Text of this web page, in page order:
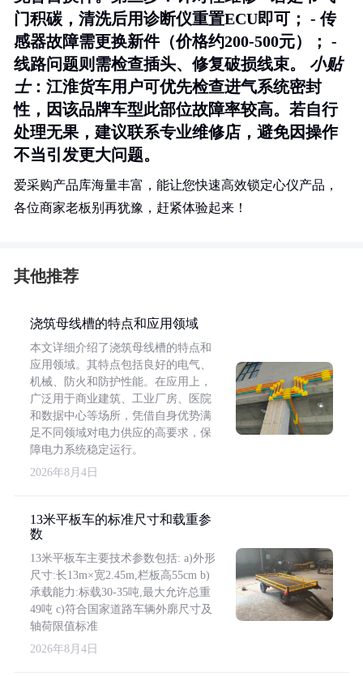
门积碳，清洗后用诊断仪重置ECU即可； - 传
感器故障需更换新件（价格约200-500元）； -
线路问题则需检查插头、修复破损线束。 小贴
士：江淮货车用户可优先检查进气系统密封
性，因该品牌车型此部位故障率较高。若自行
处理无果，建议联系专业维修店，避免因操作
不当引发更大问题。
爱采购产品库海量丰富，能让您快速高效锁定心仪产品，
各位商家老板别再犹豫，赶紧体验起来！
其他推荐
浇筑母线槽的特点和应用领域
本文详细介绍了浇筑母线槽的特点和
应用领域。其特点包括良好的电气、
机械、防火和防护性能。在应用上，
广泛用于商业建筑、工业厂房、医院
和数据中心等场所，凭借自身优势满
足不同领域对电力供应的高要求，保
障电力系统稳定运行。
2026年8月4日
13米平板车的标准尺寸和载重参
数
13米平板车主要技术参数包括: a)外形
尺寸:长13m×宽2.45m,栏板高55cm b)
承载能力:标载30-35吨,最大允许总重
49吨 c)符合国家道路车辆外廓尺寸及
轴荷限值标准
2026年8月4日